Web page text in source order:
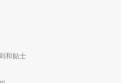
和贴士